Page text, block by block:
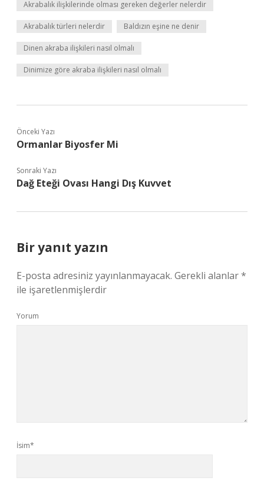
Akrabalık ilişkilerinde olması gereken değerler nelerdir
Akrabalık türleri nelerdir Baldızın eşine ne denir
Dinen akraba ilişkileri nasıl olmalı
Dinimize göre akraba ilişkileri nasıl olmalı
Önceki Yazı
Ormanlar Biyosfer Mi
Sonraki Yazı
Dağ Eteği Ovası Hangi Dış Kuvvet
Bir yanıt yazın
E-posta adresiniz yayınlanmayacak. Gerekli alanlar*
ile işaretlenmişlerdir
Yorum
İsim*